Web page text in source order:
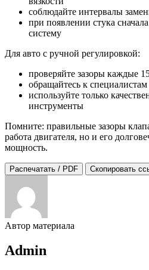
соблюдайте интервалы
при появлении стука
систему
Для авто с ручной регулировкой:
проверяйте зазоры каждые
обращайтесь к
используйте только
инструменты
Помните: правильные зазоры
работа двигателя, но и его
мощность.
Распечатать / PDF Скопировать
Автор материала
Admin